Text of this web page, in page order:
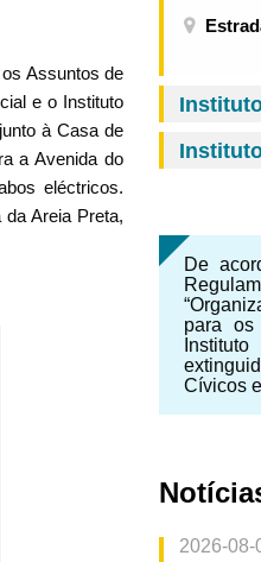
Assuntos de
e o Instituto
à Casa de
a Avenida do
eléctricos.
Areia Preta,
De
para os
Cívicos
2026-08-